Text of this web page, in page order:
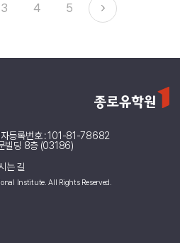
3 4 5
자등록번호 : 101-81-78682
빌딩 8층 (03186)
는 길
Institute. All Rights Reserved.